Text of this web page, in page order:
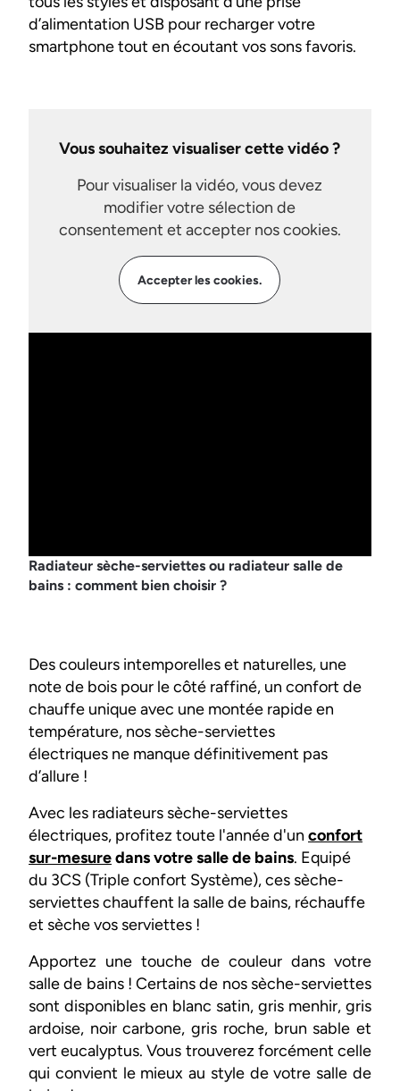
d’alimentation USB pour recharger votre
smartphone tout en écoutant vos sons favoris.
Vous souhaitez visualiser cette vidéo ?
Pour visualiser la vidéo, vous devez
modifier votre sélection de
consentement et accepter nos cookies.
Accepter les cookies.
Radiateur sèche-serviettes ou radiateur salle de
bains : comment bien choisir ?
Des couleurs intemporelles et naturelles, une
note de bois pour le côté raffiné, un confort de
chauffe unique avec une montée rapide en
température, nos sèche-serviettes
électriques ne manque définitivement pas
d’allure !
Avec les radiateurs sèche-serviettes
électriques, profitez toute l'année d'un confort
sur-mesuredans votre salle de bains. Equipé
du 3CS (Triple confort Système), ces sèche-
serviettes chauffent la salle de bains, réchauffe
et sèche vos serviettes !
Apportez une touche de couleur dans votre
salle de bains ! Certains de nos sèche-serviettes
sont disponibles en blanc satin, gris menhir, gris
ardoise, noir carbone, gris roche, brun sable et
vert eucalyptus. Vous trouverez forcément celle
qui convient le mieux au style de votre salle de